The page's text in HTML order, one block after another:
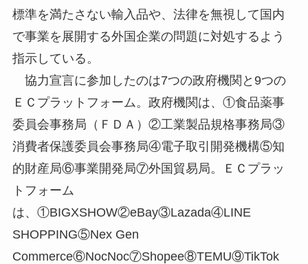
標準を満たさない輸入品や、法律を無視して国内
で事業を展開する外国企業の問題に対処するよう
指示している。
協力宣言に参加したのは7つの政府機関と9つの
ＥＣプラットフォーム。政府機関は、①食品薬事
委員会事務局（ＦＤＡ）②工業製品規格事務局③
消費者保護委員会事務局④電子取引開発機構⑤知
的財産局⑥事業開発局⑦外国貿易局。ＥＣプラッ
トフォーム
は、①BIGXSHOW②eBay③Lazada④LINE
SHOPPING⑤Nex Gen
Commerce⑥NocNoc⑦Shopee⑧TEMU⑨TikTok